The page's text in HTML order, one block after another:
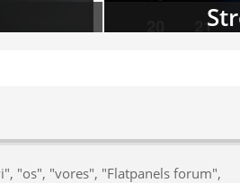
"os", "vores", "Flatpanels forum",